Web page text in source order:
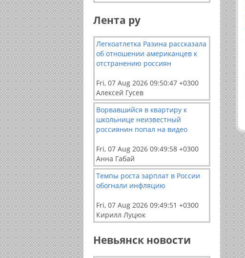
Лента ру
Легкоатлетка Разина рассказала
об отношении американцев к
отстранению россиян
Fri, 07 Aug 2026 09:50:47 +0300
Алексей Гусев
Ворвавшийся в квартиру к
школьнице неизвестный
россиянин попал на видео
Fri, 07 Aug 2026 09:49:58 +0300
Анна Габай
Темпы роста зарплат в России
обогнали инфляцию
Fri, 07 Aug 2026 09:49:51 +0300
Кирилл Луцюк
Невьянск новости